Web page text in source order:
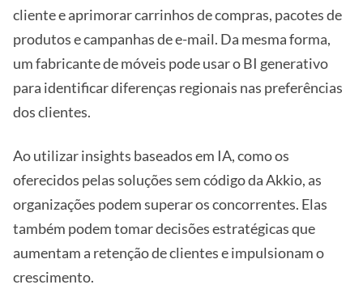
cliente e aprimorar carrinhos de compras, pacotes de
produtos e campanhas de e-mail. Da mesma forma,
um fabricante de móveis pode usar o BI generativo
para identificar diferenças regionais nas preferências
dos clientes.
Ao utilizar insights baseados em IA, como os
oferecidos pelas soluções sem código da Akkio, as
organizações podem superar os concorrentes. Elas
também podem tomar decisões estratégicas que
aumentam a retenção de clientes e impulsionam o
crescimento.